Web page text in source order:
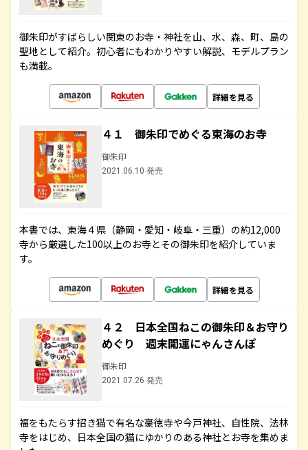
御朱印がすばらしい関東のお寺・神社を山、水、森、町、島の
聖地として紹介。初心者にもわかりやすい解説、モデルプラン
も満載。
詳細を見る
４１ 御朱印でめぐる東海のお寺
御朱印
2021.06.10 発売
本書では、東海４県（静岡・愛知・岐阜・三重）の約12,000
寺から厳選した100以上のお寺とその御朱印を紹介していま
す。
詳細を見る
４２ 日本全国ねこの御朱印＆お守り
めぐり 週末開運にゃんさんぽ
御朱印
2021.07.26 発売
福をもたらす招き猫で有名な豪徳寺や今戸神社、自性院、法林
寺をはじめ、日本全国の猫にゆかりのある神社とお寺を集めま